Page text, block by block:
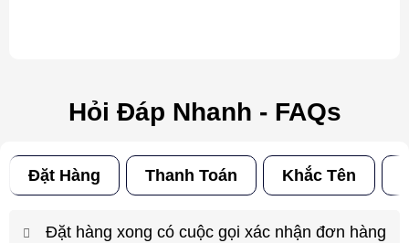
Hỏi Đáp Nhanh - FAQs
Đặt Hàng Thanh Toán Khắc Tên
Đặt hàng xong có cuộc gọi xác nhận đơn hàng